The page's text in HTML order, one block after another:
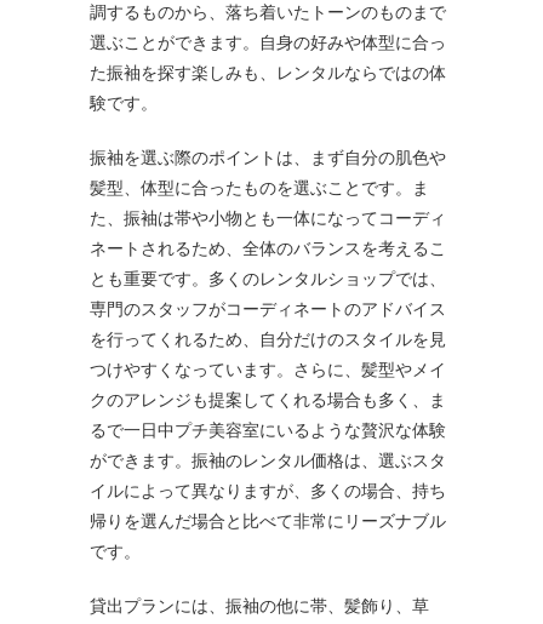
調するものから、落ち着いたトーンのものまで
選ぶことができます。自身の好みや体型に合っ
た振袖を探す楽しみも、レンタルならではの体
験です。
振袖を選ぶ際のポイントは、まず自分の肌色や
髪型、体型に合ったものを選ぶことです。ま
た、振袖は帯や小物とも一体になってコーディ
ネートされるため、全体のバランスを考えるこ
とも重要です。多くのレンタルショップでは、
専門のスタッフがコーディネートのアドバイス
を行ってくれるため、自分だけのスタイルを見
つけやすくなっています。さらに、髪型やメイ
クのアレンジも提案してくれる場合も多く、ま
るで一日中プチ美容室にいるような贅沢な体験
ができます。振袖のレンタル価格は、選ぶスタ
イルによって異なりますが、多くの場合、持ち
帰りを選んだ場合と比べて非常にリーズナブル
です。
貸出プランには、振袖の他に帯、髪飾り、草